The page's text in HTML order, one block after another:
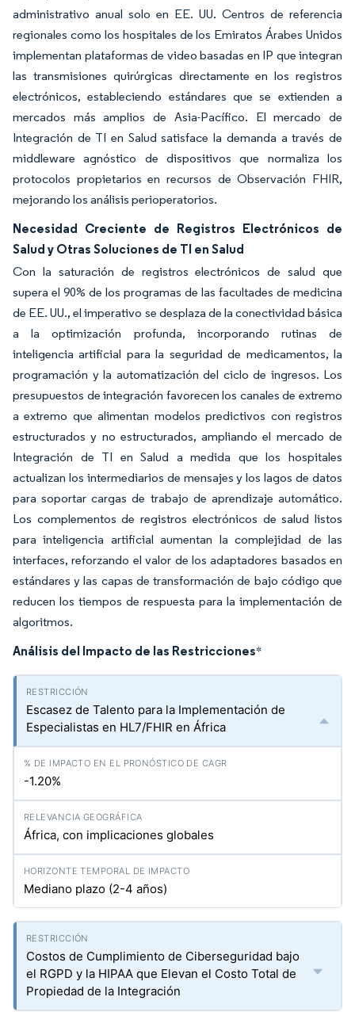
administrativo anual solo en EE. UU. Centros de referencia
regionales como los hospitales de los Emiratos Árabes Unidos
implementan plataformas de video basadas en IP que integran
las transmisiones quirúrgicas directamente en los registros
electrónicos, estableciendo estándares que se extienden a
mercados más amplios de Asia-Pacífico. El mercado de
Integración de TI en Salud satisface la demanda a través de
middleware agnóstico de dispositivos que normaliza los
protocolos propietarios en recursos de Observación FHIR,
mejorando los análisis perioperatorios.
Necesidad Creciente de Registros Electrónicos de
Salud y Otras Soluciones de TI en Salud
Con la saturación de registros electrónicos de salud que
supera el 90% de los programas de las facultades de medicina
de EE. UU., el imperativo se desplaza de la conectividad básica
a la optimización profunda, incorporando rutinas de
inteligencia artificial para la seguridad de medicamentos, la
programación y la automatización del ciclo de ingresos. Los
presupuestos de integración favorecen los canales de extremo
a extremo que alimentan modelos predictivos con registros
estructurados y no estructurados, ampliando el mercado de
Integración de TI en Salud a medida que los hospitales
actualizan los intermediarios de mensajes y los lagos de datos
para soportar cargas de trabajo de aprendizaje automático.
Los complementos de registros electrónicos de salud listos
para inteligencia artificial aumentan la complejidad de las
interfaces, reforzando el valor de los adaptadores basados en
estándares y las capas de transformación de bajo código que
reducen los tiempos de respuesta para la implementación de
algoritmos.
Análisis del Impacto de las Restricciones*
Escasez de Talento para la Implementación de
Especialistas en HL7/FHIR en África
-1.20%
África, con implicaciones globales
Mediano plazo (2-4 años)
Costos de Cumplimiento de Ciberseguridad bajo
el RGPD y la HIPAA que Elevan el Costo Total de
Propiedad de la Integración